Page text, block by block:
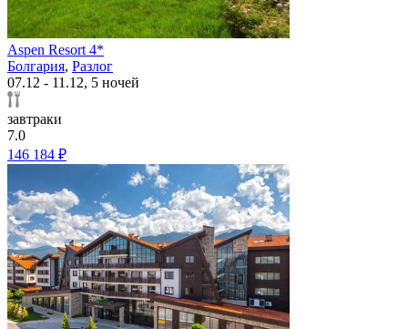
Aspen Resort 4*
Болгария, Разлог
07.12 - 11.12, 5 ночей
завтраки
7.0
146 184 ₽